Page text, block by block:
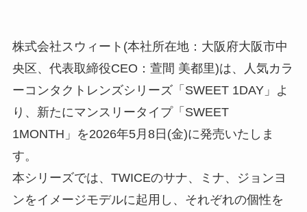
株式会社スウィート(本社所在地：大阪府大阪市中
央区、代表取締役CEO：萱間 美都里)は、人気カラ
ーコンタクトレンズシリーズ「SWEET 1DAY」よ
り、新たにマンスリータイプ「SWEET
1MONTH」を2026年5月8日(金)に発売いたしま
す。
本シリーズでは、TWICEのサナ、ミナ、ジョンヨ
ンをイメージモデルに起用し、それぞれの個性を